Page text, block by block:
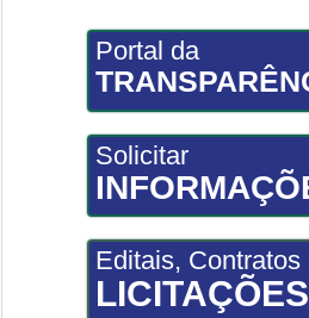
Portal da
Solicitar
Editais, Contratos
LICITAÇÕES